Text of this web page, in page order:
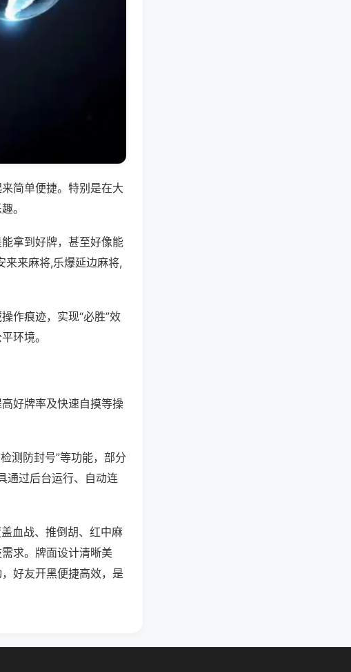
简单便捷。特别是在大
。
拿到好牌，甚至好像能
来来麻将,乐爆延边麻将,
作痕迹，实现“必胜”效
环境。
好牌率及快速自摸等操
测防封号”等功能，部分
通过后台运行、自动连
血战、推倒胡、红中麻
求。牌面设计清晰美
好友开黑便捷高效，是